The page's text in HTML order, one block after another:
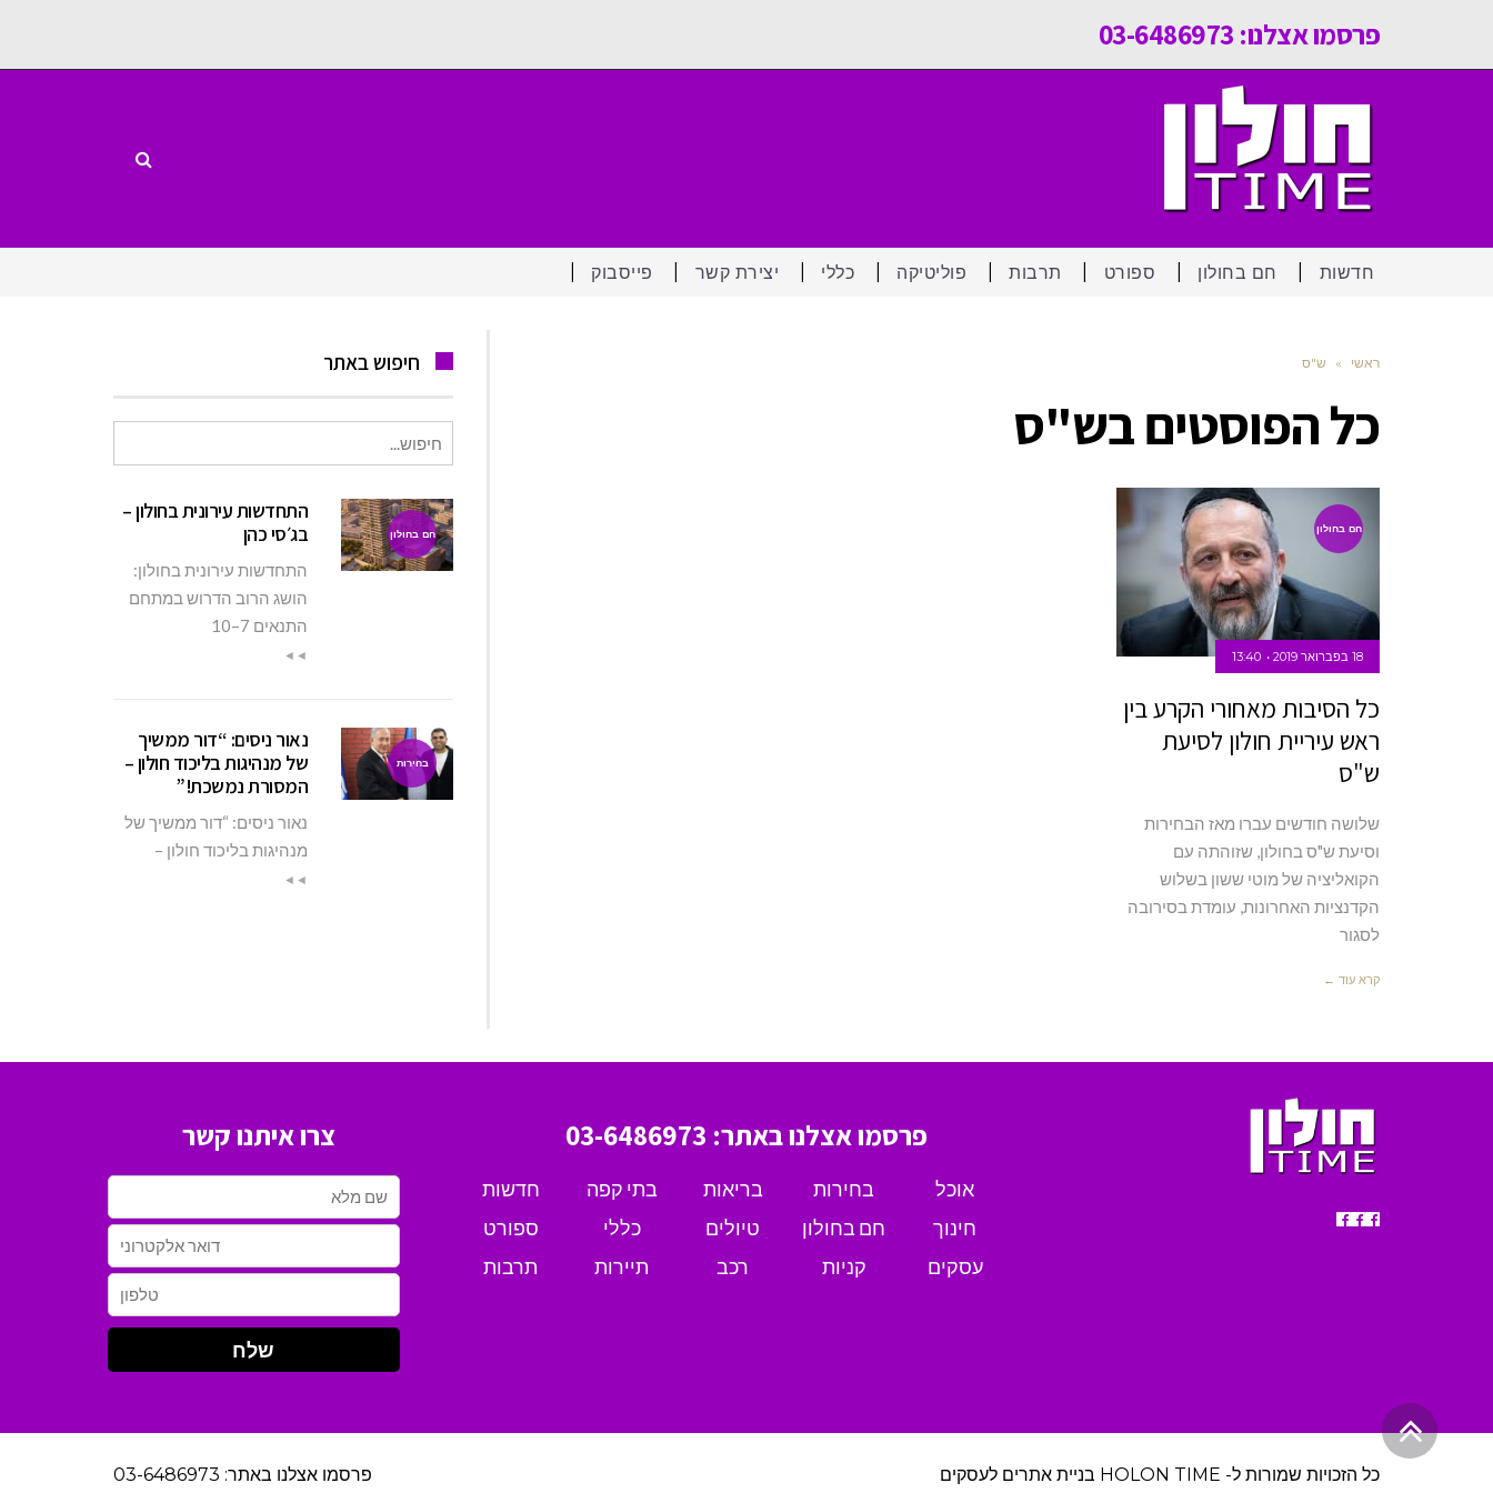
פרסמו אצלנו: 03-6486973
חדשות חם בחולון ספורט תרבות פוליטיקה כללי יצירת קשר פייסבוק
ראשי » ש"ס
כל הפוסטים בש"ס
חם בחולון
18 בפברואר 2019 13:40
כל הסיבות מאחורי הקרע בין
ראש עיריית חולון לסיעת
ש"ס
שלושה חודשים עברו מאז הבחירות
וסיעת ש"ס בחולון, שזוהתה עם
הקואליציה של מוטי ששון בשלוש
הקדנציות האחרונות, עומדת בסירובה
לסגור
קרא עוד ←
חיפוש באתר
עבור:
חם בחולון
התחדשות עירונית בחולון –
בג׳סי כהן
התחדשות עירונית בחולון:
הושג הרוב הדרוש במתחם
התנאים 7–10
◄◄
בחירות
נאור ניסים: “דור ממשיך
של מנהיגות בליכוד חולון –
המסורת נמשכת!”
נאור ניסים: “דור ממשיך של
מנהיגות בליכוד חולון –
◄◄
פרסמו אצלנו באתר: 03-6486973
אוכל בחירות בריאות בתי קפה
חדשות
חינוך
חם בחולון טיולים כללי
ספורט
עסקים
קניות רכב תיירות תרבות
צרו איתנו קשר
פרסמו אצלנו באתר: 03-6486973 כל הזכויות שמורות ל- HOLON TIME בניית אתרים לעסקים
גלילה
לראש